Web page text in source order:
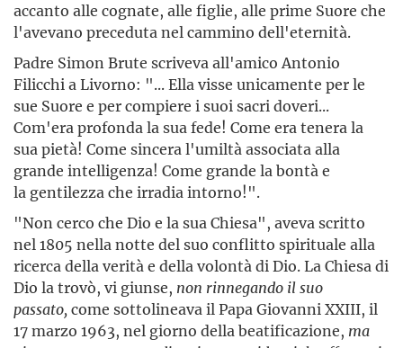
accanto alle cognate, alle figlie, alle prime Suore che
l'avevano preceduta nel cammino dell'eternità.
Padre Simon Brute scriveva all'amico Antonio
Filicchi a Livorno: "... Ella visse unicamente per le
sue Suore e per compiere i suoi sacri doveri...
Com'era profonda la sua fede! Come era tenera la
sua pietà! Come sincera l'umiltà associata alla
grande intelligenza! Come grande la bontà e
la gentilezza che irradia intorno!".
"Non cerco che Dio e la sua Chiesa", aveva scritto
nel 1805 nella notte del suo conflitto spirituale alla
ricerca della verità e della volontà di Dio. La Chiesa di
Dio la trovò, vi giunse, non rinnegando il suo
passato, come sot­tolineava il Papa Giovanni XXIII, il
17 marzo 1963, nel giorno della beatificazione, ma